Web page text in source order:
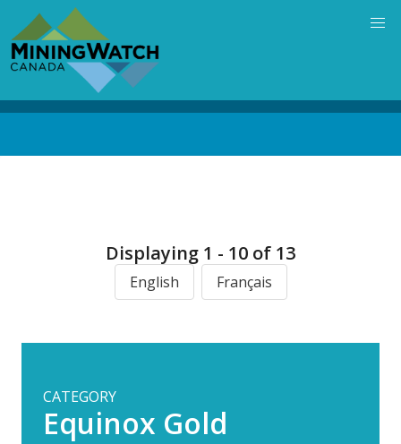
main
content
Displaying 1 - 10 of 13
English Français
CATEGORY
Equinox Gold